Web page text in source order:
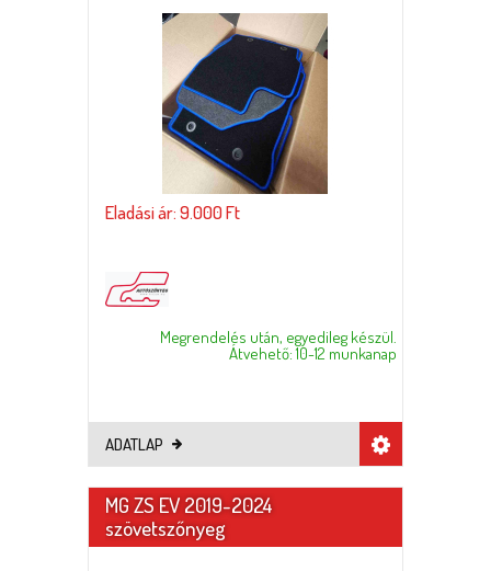
Eladási ár: 9.000 Ft
Megrendelés után, egyedileg készül.
Átvehető: 10-12 munkanap
ADATLAP
MG ZS EV 2019-2024
szövetszőnyeg